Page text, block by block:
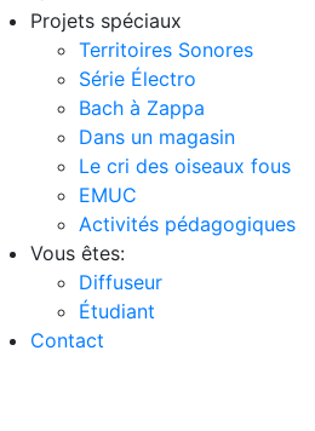
Projets spéciaux
Territoires Sonores
Série Électro
Bach à Zappa
Dans un magasin
Le cri des oiseaux fous
EMUC
Activités pédagogiques
Vous êtes:
Diffuseur
Étudiant
Contact